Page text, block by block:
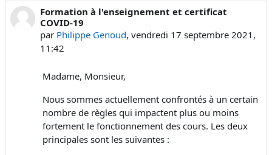
Formation à l'enseignement et certificat
COVID-19
par Philippe Genoud,vendredi 17 septembre 2021,
11:42
Nombre de réponses : 0
Madame, Monsieur,
Nous sommes actuellement confrontés à un certain
nombre de règles qui impactent plus ou moins
fortement le fonctionnement des cours. Les deux
principales sont les suivantes :